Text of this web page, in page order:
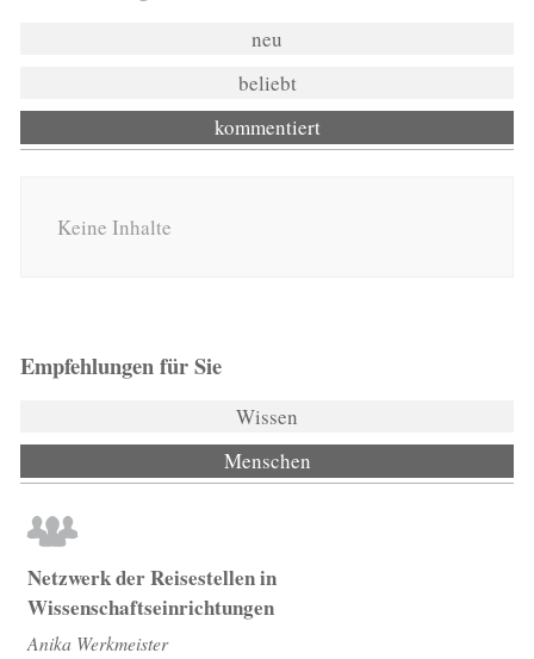
neu
beliebt
kommentiert
Keine Inhalte
Empfehlungen für Sie
Wissen
Menschen
Netzwerk der Reisestellen in
Wissenschaftseinrichtungen
Anika Werkmeister